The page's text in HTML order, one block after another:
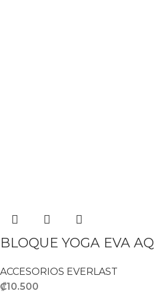
BLOQUE YOGA EVA AQ
ACCESORIOS EVERLAST
₡10.500